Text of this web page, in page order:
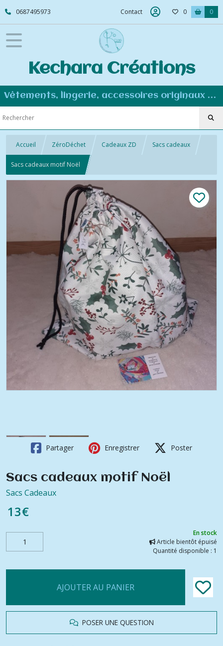
0687495973 Contact 0 0
Kechara Créations
Vêtements, lingerie, accessoires originaux et personnalisés - Couture éco-responsable
Accueil ZéroDéchet Cadeaux ZD Sacs cadeaux
Sacs cadeaux motif Noël
Partager Enregistrer Poster
Sacs cadeaux motif Noël
Sacs Cadeaux
13€
En stock
Article bientôt épuisé
Quantité disponible : 1
AJOUTER AU PANIER
POSER UNE QUESTION